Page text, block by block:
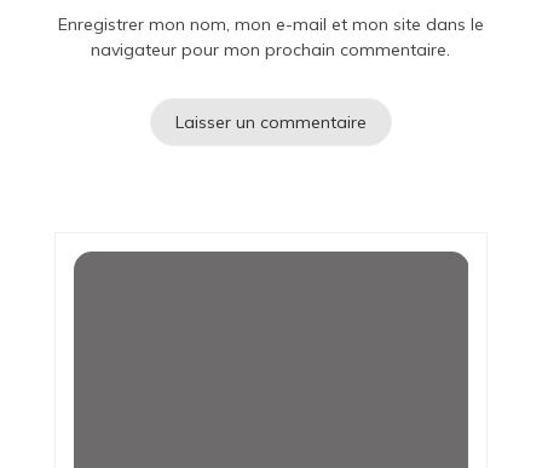
Enregistrer mon nom, mon e-mail et mon site dans le
navigateur pour mon prochain commentaire.